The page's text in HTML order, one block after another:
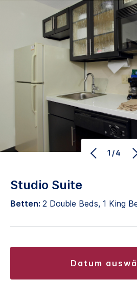
1/4
Studio Suite
Betten: 2 Double Beds, 1 King
datum